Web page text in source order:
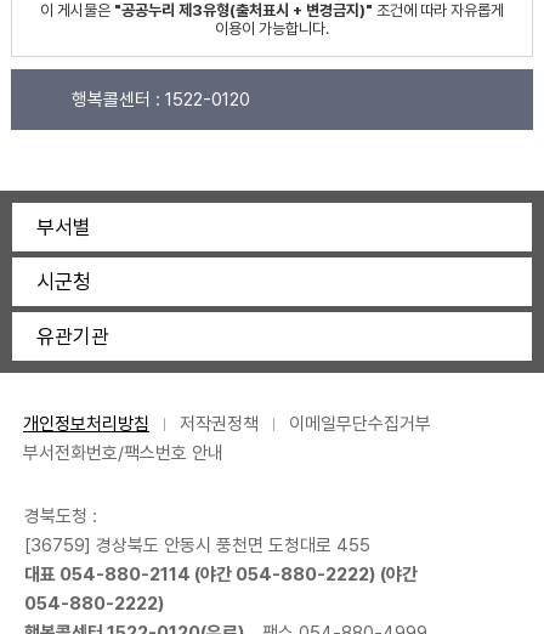
이 게시물은 "공공누리 제3유형(출처표시 + 변경금지)" 조건에 따라 자유롭게
이용이 가능합니다.
행복콜센터 : 1522-0120
부서별
시군청
유관기관
개인정보처리방침 저작권정책
이메일무단수집거부
부서전화번호/팩스번호 안내
경북도청 :
[36759] 경상북도 안동시 풍천면 도청대로 455
대표 054-880-2114 (야간 054-880-2222) (야간
054-880-2222)